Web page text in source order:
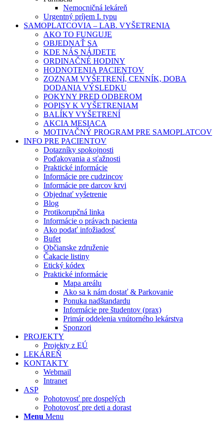
Nemocničná lekáreň
Urgentný príjem I. typu
SAMOPLATCOVIA – LAB. VYŠETRENIA
AKO TO FUNGUJE
OBJEDNAŤ SA
KDE NÁS NÁJDETE
ORDINAČNÉ HODINY
HODNOTENIA PACIENTOV
ZOZNAM VYŠETRENÍ, CENNÍK, DOBA
DODANIA VÝSLEDKU
POKYNY PRED ODBEROM
POPISY K VYŠETRENIAM
BALÍKY VYŠETRENÍ
AKCIA MESIACA
MOTIVAČNÝ PROGRAM PRE SAMOPLATCOV
INFO PRE PACIENTOV
Dotazníky spokojnosti
Poďakovania a sťažnosti
Praktické informácie
Informácie pre cudzincov
Informácie pre darcov krvi
Objednať vyšetrenie
Blog
Protikorupčná linka
Informácie o právach pacienta
Ako podať infožiadosť
Bufet
Občianske združenie
Čakacie listiny
Etický kódex
Praktické informácie
Mapa areálu
Ako sa k nám dostať & Parkovanie
Ponuka nadštandardu
Informácie pre študentov (prax)
Primár oddelenia vnútorného lekárstva
Sponzori
PROJEKTY
Projekty z EÚ
LEKÁREŇ
KONTAKTY
Webmail
Intranet
ASP
Pohotovosť pre dospelých
Pohotovosť pre deti a dorast
Menu Menu